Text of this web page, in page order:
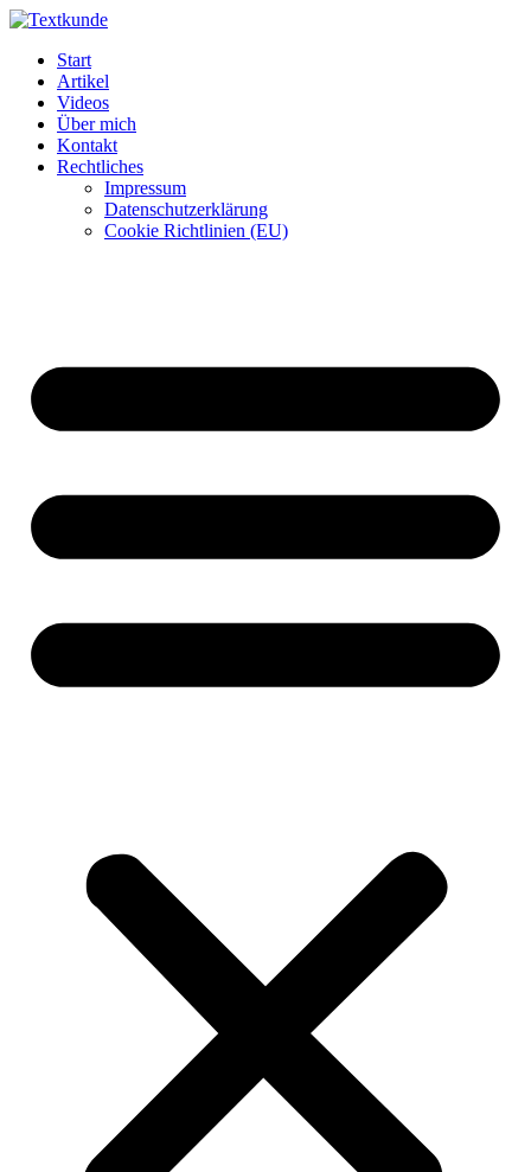
Zum
wechseln
Start
Artikel
Videos
Über mich
Kontakt
Rechtliches
Impressum
Datenschutzerklärung
Cookie Richtlinien (EU)